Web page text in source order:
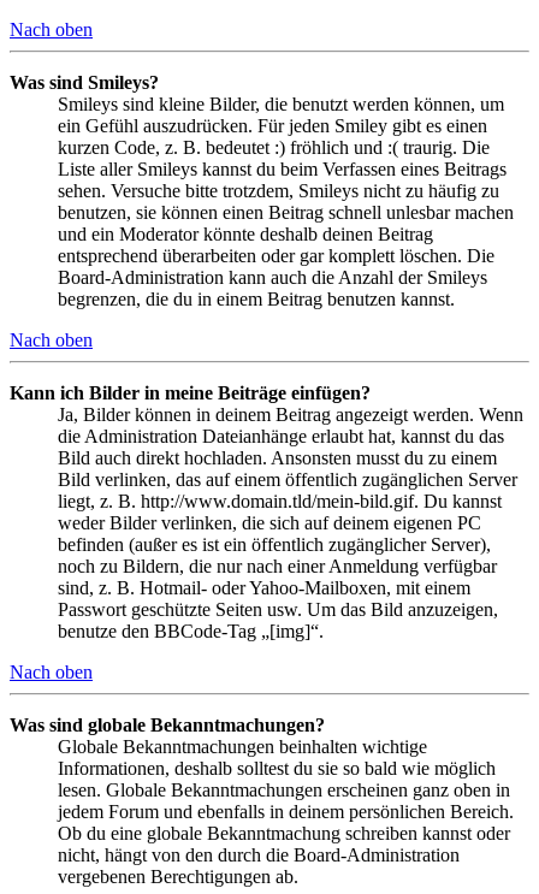
Nach oben
Was sind Smileys?
Smileys sind kleine Bilder, die benutzt werden können, um
ein Gefühl auszudrücken. Für jeden Smiley gibt es einen
kurzen Code, z. B. bedeutet :) fröhlich und :( traurig. Die
Liste aller Smileys kannst du beim Verfassen eines Beitrags
sehen. Versuche bitte trotzdem, Smileys nicht zu häufig zu
benutzen, sie können einen Beitrag schnell unlesbar machen
und ein Moderator könnte deshalb deinen Beitrag
entsprechend überarbeiten oder gar komplett löschen. Die
Board-Administration kann auch die Anzahl der Smileys
begrenzen, die du in einem Beitrag benutzen kannst.
Nach oben
Kann ich Bilder in meine Beiträge einfügen?
Ja, Bilder können in deinem Beitrag angezeigt werden. Wenn
die Administration Dateianhänge erlaubt hat, kannst du das
Bild auch direkt hochladen. Ansonsten musst du zu einem
Bild verlinken, das auf einem öffentlich zugänglichen Server
liegt, z. B. http://www.domain.tld/mein-bild.gif. Du kannst
weder Bilder verlinken, die sich auf deinem eigenen PC
befinden (außer es ist ein öffentlich zugänglicher Server),
noch zu Bildern, die nur nach einer Anmeldung verfügbar
sind, z. B. Hotmail- oder Yahoo-Mailboxen, mit einem
Passwort geschützte Seiten usw. Um das Bild anzuzeigen,
benutze den BBCode-Tag „[img]“.
Nach oben
Was sind globale Bekanntmachungen?
Globale Bekanntmachungen beinhalten wichtige
Informationen, deshalb solltest du sie so bald wie möglich
lesen. Globale Bekanntmachungen erscheinen ganz oben in
jedem Forum und ebenfalls in deinem persönlichen Bereich.
Ob du eine globale Bekanntmachung schreiben kannst oder
nicht, hängt von den durch die Board-Administration
vergebenen Berechtigungen ab.